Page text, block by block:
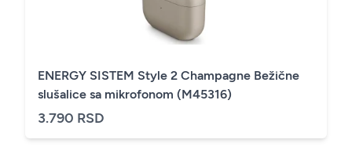
ENERGY SISTEM Style 2 Champagne Bežične
slušalice sa mikrofonom (M45316)
3.790 RSD